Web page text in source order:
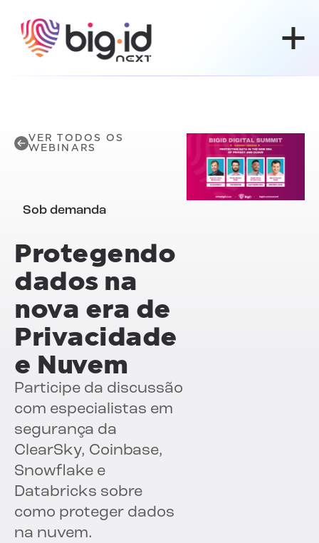
VER TODOS OS
WEBINARS
Sob demanda
Protegendo
dados na
nova era de
Privacidade
e Nuvem
Participe da discussão
com especialistas em
segurança da
ClearSky, Coinbase,
Snowflake e
Databricks sobre
como proteger dados
na nuvem.